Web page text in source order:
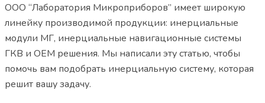
ООО “Лаборатория Микроприборов” имеет широкую
линейку производимой продукции: инерциальные
модули МГ, инерциальные навигационные системы
ГКВ и ОЕМ решения. Мы написали эту статью, чтобы
помочь вам подобрать инерциальную систему, которая
решит вашу задачу.